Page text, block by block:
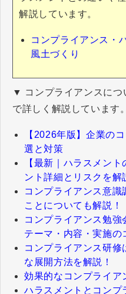
解説しています。
コンプライアンス・
風土づくり
▼ コンプライアンスにつ
で詳しく解説しています。
【2026年版】企業の
選と対策
【最新｜ハラスメン
ント詳細とリスクを解
コンプライアンス意
ことについても解説！
コンプライアンス勉
テーマ・内容・実施の
コンプライアンス研
な展開方法を解説！
効果的なコンプライア
ハラスメントとコンプ